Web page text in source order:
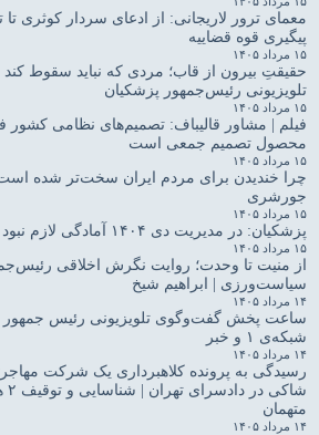
معمای ترور لاریجانی: از ادعای سردار کوثری تا
پیگیری قوه قضاییه
۱۵ مرداد ۱۴۰۵
حقیقتِ بیرون از قاب؛ مردی که نباید سقوط کند
تلویزیونی رئیس‌جمهور پزشکیان
۱۵ مرداد ۱۴۰۵
فیلم | مشاور قالیباف: تصمیم‌های نظامی کشور
محصول تصمیم جمعی است
۱۵ مرداد ۱۴۰۵
چرا خندیدن برای مردم ایران سخت‌تر شده
جورشری
۱۵ مرداد ۱۴۰۵
پزشکیان: در مدیریت دی ۱۴۰۴ آمادگی لازم نبود
۱۵ مرداد ۱۴۰۵
از منیت تا وحدت؛ روایت نگرش اخلاقی
سیاست‌ورزی | ابراهیم شیخ
۱۴ مرداد ۱۴۰۵
ساعت پخش گفت‌وگوی تلویزیونی رئیس جمهور
شبکه‌ی ۱ و خبر
۱۴ مرداد ۱۴۰۵
متهمان
۱۴ مرداد ۱۴۰۵